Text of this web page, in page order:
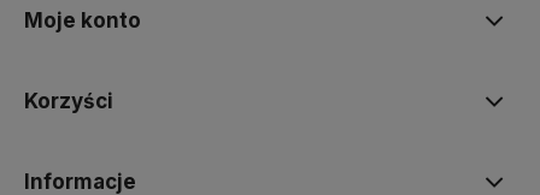
Moje konto
Korzyści
Informacje